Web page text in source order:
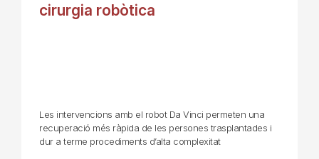
cirurgia robòtica
Les intervencions amb el robot Da Vinci permeten una
recuperació més ràpida de les persones trasplantades i
dur a terme procediments d’alta complexitat